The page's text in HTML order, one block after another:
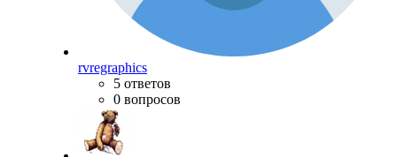
rvregraphics
5 ответов
0 вопросов